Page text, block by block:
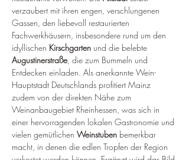
verzaubert mit ihren engen, verschlungenen
Gassen, den liebevoll restaurierten
Fachwerkhäusern, insbesondere rund um den
idyllischen Kirschgarten und die belebte
Augustinerstraße, die zum Bummeln und
Entdecken einladen. Als anerkannte Wein-
Hauptstadt Deutschlands profitiert Mainz
zudem von der direkten Nähe zum
Weinanbaugebiet Rheinhessen, was sich in
einer hervorragenden lokalen Gastronomie und
vielen gemütlichen Weinstuben bemerkbar
macht, in denen die edlen Tropfen der Region